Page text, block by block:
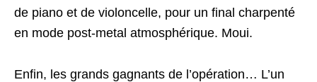
de piano et de violoncelle, pour un final charpenté
en mode post-metal atmosphérique. Moui.
Enfin, les grands gagnants de l’opération… L’un